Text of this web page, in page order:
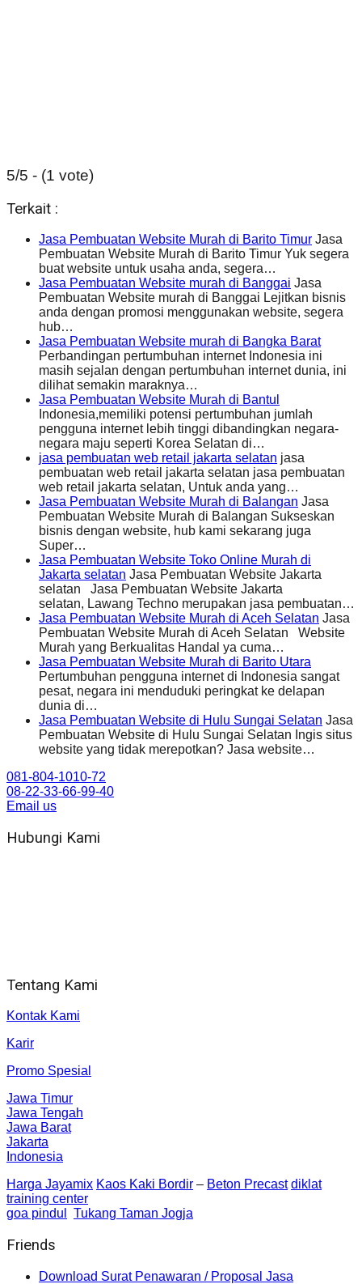
5/5 - (1 vote)
Terkait :
Jasa Pembuatan Website Murah di Barito Timur Jasa
Pembuatan Website Murah di Barito Timur Yuk segera
buat website untuk usaha anda, segera…
Jasa Pembuatan Website murah di Banggai Jasa
Pembuatan Website murah di Banggai Lejitkan bisnis
anda dengan promosi menggunakan website, segera
hub…
Jasa Pembuatan Website murah di Bangka Barat
Perbandingan pertumbuhan internet Indonesia ini
masih sejalan dengan pertumbuhan internet dunia, ini
dilihat semakin maraknya…
Jasa Pembuatan Website Murah di Bantul
Indonesia,memiliki potensi pertumbuhan jumlah
pengguna internet lebih tinggi dibandingkan negara-
negara maju seperti Korea Selatan di…
jasa pembuatan web retail jakarta selatan jasa
pembuatan web retail jakarta selatan jasa pembuatan
web retail jakarta selatan, Untuk anda yang…
Jasa Pembuatan Website Murah di Balangan Jasa
Pembuatan Website Murah di Balangan Sukseskan
bisnis dengan website, hub kami sekarang juga
Super…
Jasa Pembuatan Website Toko Online Murah di
Jakarta selatan Jasa Pembuatan Website Jakarta
selatan Jasa Pembuatan Website Jakarta
selatan, Lawang Techno merupakan jasa pembuatan…
Jasa Pembuatan Website Murah di Aceh Selatan Jasa
Pembuatan Website Murah di Aceh Selatan Website
Murah yang Berkualitas Handal ya cuma…
Jasa Pembuatan Website Murah di Barito Utara
Pertumbuhan pengguna internet di Indonesia sangat
pesat, negara ini menduduki peringkat ke delapan
dunia di…
Jasa Pembuatan Website di Hulu Sungai Selatan Jasa
Pembuatan Website di Hulu Sungai Selatan Ingis situs
website yang tidak merepotkan? Jasa website…
081-804-1010-72
08-22-33-66-99-40
Email us
Hubungi Kami
Tentang Kami
Kontak Kami
Karir
Promo Spesial
Jawa Timur
Jawa Tengah
Jawa Barat
Jakarta
Indonesia
Harga Jayamix Kaos Kaki Bordir – Beton Precast diklat
training center
goa pindul
Tukang Taman Jogja
Friends
Download Surat Penawaran / Proposal Jasa